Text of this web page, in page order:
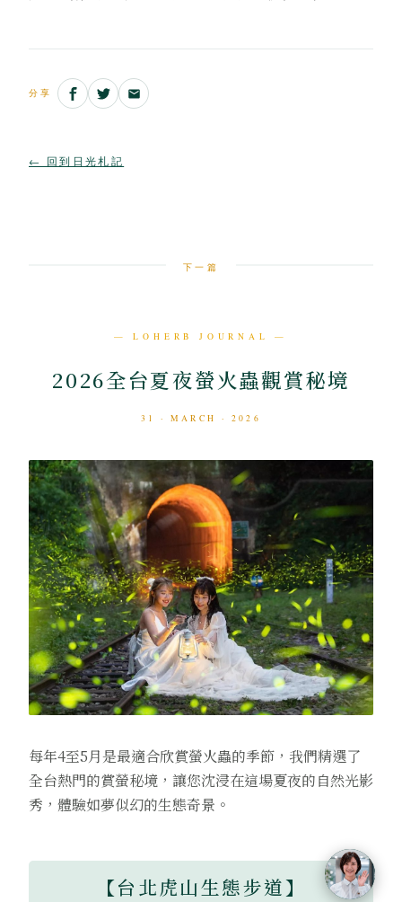
分享
← 回到日光札記
下一篇
— LOHERB JOURNAL —
2026全台夏夜螢火蟲觀賞秘境
31 · MARCH · 2026
每年4至5月是最適合欣賞螢火蟲的季節，我們精選了
全台熱門的賞螢秘境，讓您沈浸在這場夏夜的自然光影
秀，體驗如夢似幻的生態奇景。
【台北虎山生態步道】